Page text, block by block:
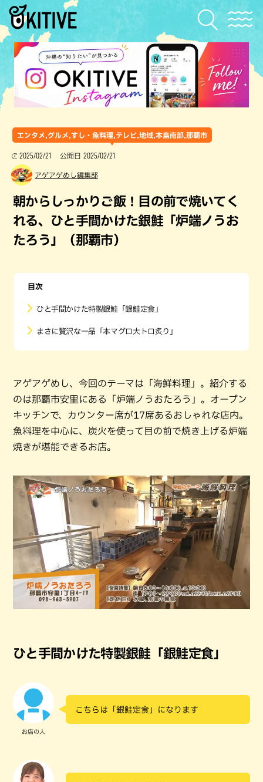
エンタメ,グルメ,すし・魚料理,テレビ,地域,本島南部,那覇市
2025/02/21 公開日 2025/02/21
アゲアゲめし編集部
朝からしっかりご飯！目の前で焼いてく
れる、ひと手間かけた銀鮭「炉端ノうお
たろう」（那覇市）
目次
ひと手間かけた特製銀鮭「銀鮭定食」
まさに贅沢な一品「本マグロ大トロ炙り」
アゲアゲめし、今回のテーマは「海鮮料理」。紹介する
のは那覇市安里にある「炉端ノうおたろう」。オープン
キッチンで、カウンター席が17席あるおしゃれな店内。
魚料理を中心に、炭火を使って目の前で焼き上げる炉端
焼きが堪能できるお店。
ひと手間かけた特製銀鮭「銀鮭定食」
お店の人
こちらは「銀鮭定食」になります